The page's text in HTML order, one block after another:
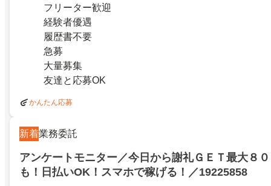
フリーター歓迎
経験者優遇
履歴書不要
急募
大量募集
友達と応募OK
かんたん応募
新着業務委託
アンケートモニター／今日から謝礼ＧＥＴ最大８
も！日払いOK！スマホで稼げる！／19225858